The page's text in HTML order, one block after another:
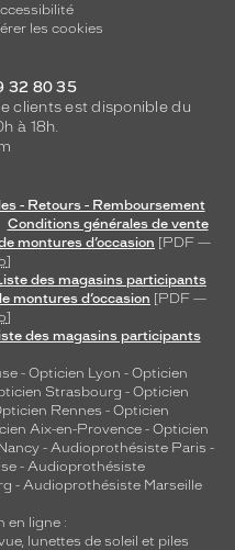
les cookies
32 80 35
clients est disponible du
à 18h.
- Retours - Remboursement
Conditions générales de vente
montures d’occasion [PDF —
]
des magasins participants
montures d’occasion [PDF —
]
des magasins participants
- Opticien Lyon - Opticien
Strasbourg - Opticien
Rennes - Opticien
Aix-en-Provence - Opticien
- Audioprothésiste Paris -
- Audioprothésiste
- Audioprothésiste Marseille
en ligne :
, lunettes de soleil et piles